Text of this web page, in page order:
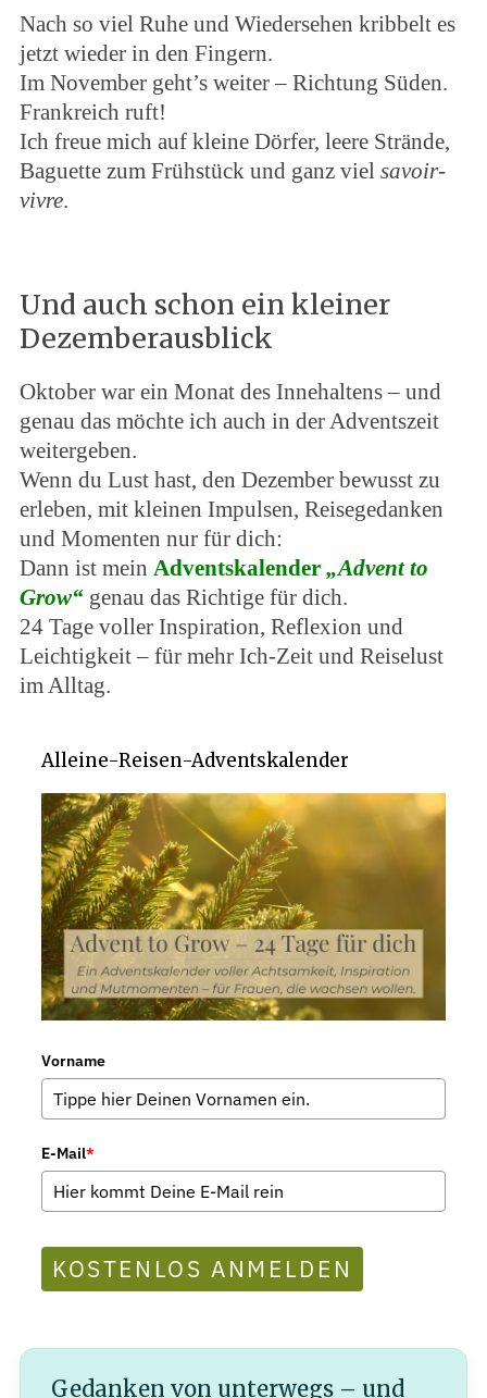
Nach so viel Ruhe und Wiedersehen kribbelt es
jetzt wieder in den Fingern.
Im November geht’s weiter – Richtung Süden.
Frankreich ruft!
Ich freue mich auf kleine Dörfer, leere Strände,
Baguette zum Frühstück und ganz viel savoir-
vivre.
Und auch schon ein kleiner
Dezemberausblick
Oktober war ein Monat des Innehaltens – und
genau das möchte ich auch in der Adventszeit
weitergeben.
Wenn du Lust hast, den Dezember bewusst zu
erleben, mit kleinen Impulsen, Reisegedanken
und Momenten nur für dich:
Dann ist mein Adventskalender „Advent to
Grow“genau das Richtige für dich.
24 Tage voller Inspiration, Reflexion und
Leichtigkeit – für mehr Ich-Zeit und Reiselust
im Alltag.
Alleine-Reisen-Adventskalender
Vorname
E-Mail*
KOSTENLOS ANMELDEN
Gedanken von unterwegs – und